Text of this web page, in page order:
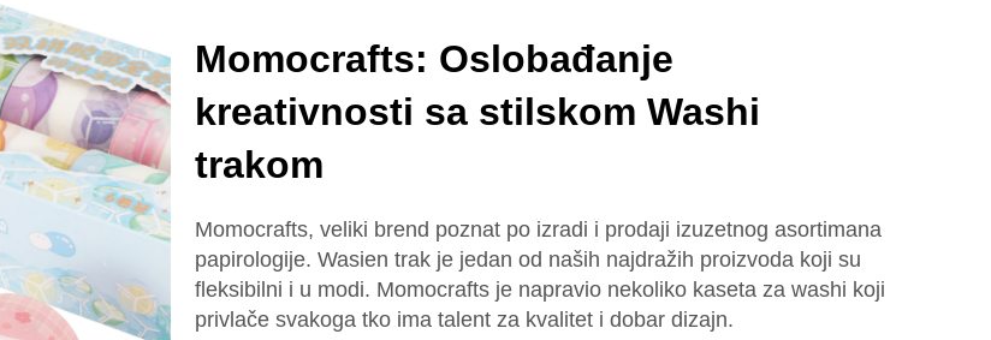
Momocrafts: Oslobađanje
kreativnosti sa stilskom Washi
trakom
Momocrafts, veliki brend poznat po izradi i prodaji izuzetnog asortimana
papirologije. Wasien trak je jedan od naših najdražih proizvoda koji su
fleksibilni i u modi. Momocrafts je napravio nekoliko kaseta za washi koji
privlače svakoga tko ima talent za kvalitet i dobar dizajn.